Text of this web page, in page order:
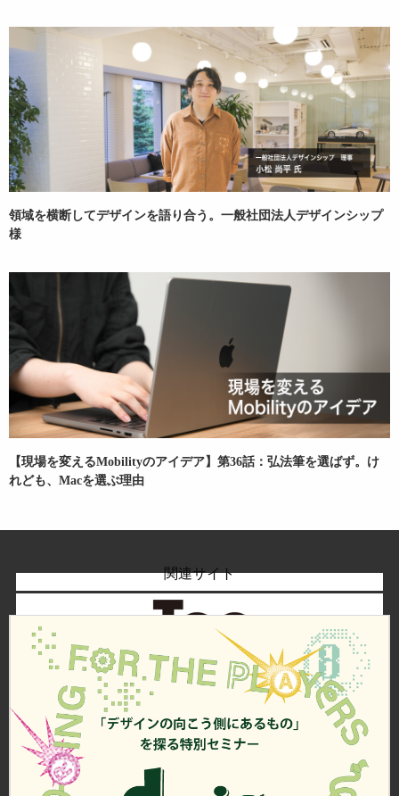
領域を横断してデザインを語り合う。一般社団法人デザインシップ
様
【現場を変えるMobilityのアイデア】第36話：弘法筆を選ばず。け
れども、Macを選ぶ理由
関連サイト